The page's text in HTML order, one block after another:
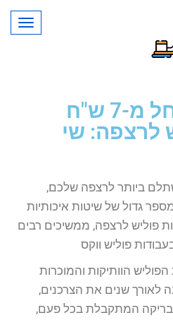
פוליש ווקס החל מ-7 ש"ח
לרצפה: שי
ביותר לרצפה שלכם,
גדול של שיטות איכותיות
פוליש לרצפה, ממשיכים רבים
פוליש ווקס
הוותיקות והמוכרות
לאורך שנים את הצרכנים,
המתקבלת בכל פעם,